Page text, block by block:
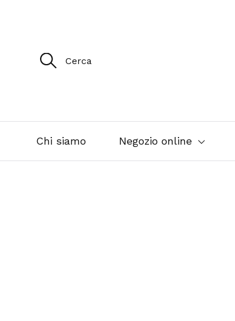
R
i
e
r
:
Chi siamo Negozio online